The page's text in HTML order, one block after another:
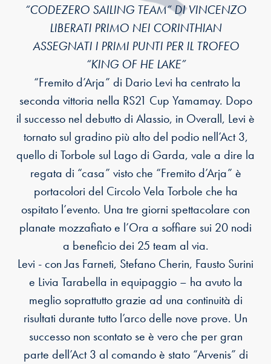
“CODEZERO SAILING TEAM” DI VINCENZO
LIBERATI PRIMO NEI CORINTHIAN
ASSEGNATI I PRIMI PUNTI PER IL TROFEO
“KING OF HE LAKE”
“Fremito d’Arja” di Dario Levi ha centrato la
seconda vittoria nella RS21 Cup Yamamay. Dopo
il successo nel debutto di Alassio, in Overall, Levi è
tornato sul gradino più alto del podio nell’Act 3,
quello di Torbole sul Lago di Garda, vale a dire la
regata di “casa” visto che “Fremito d’Arja” è
portacolori del Circolo Vela Torbole che ha
ospitato l’evento. Una tre giorni spettacolare con
planate mozzafiato e l’Ora a soffiare sui 20 nodi
a beneficio dei 25 team al via.
Levi - con Jas Farneti, Stefano Cherin, Fausto Surini
e Livia Tarabella in equipaggio – ha avuto la
meglio soprattutto grazie ad una continuità di
risultati durante tutto l’arco delle nove prove. Un
successo non scontato se è vero che per gran
parte dell’Act 3 al comando è stato “Arvenis” di